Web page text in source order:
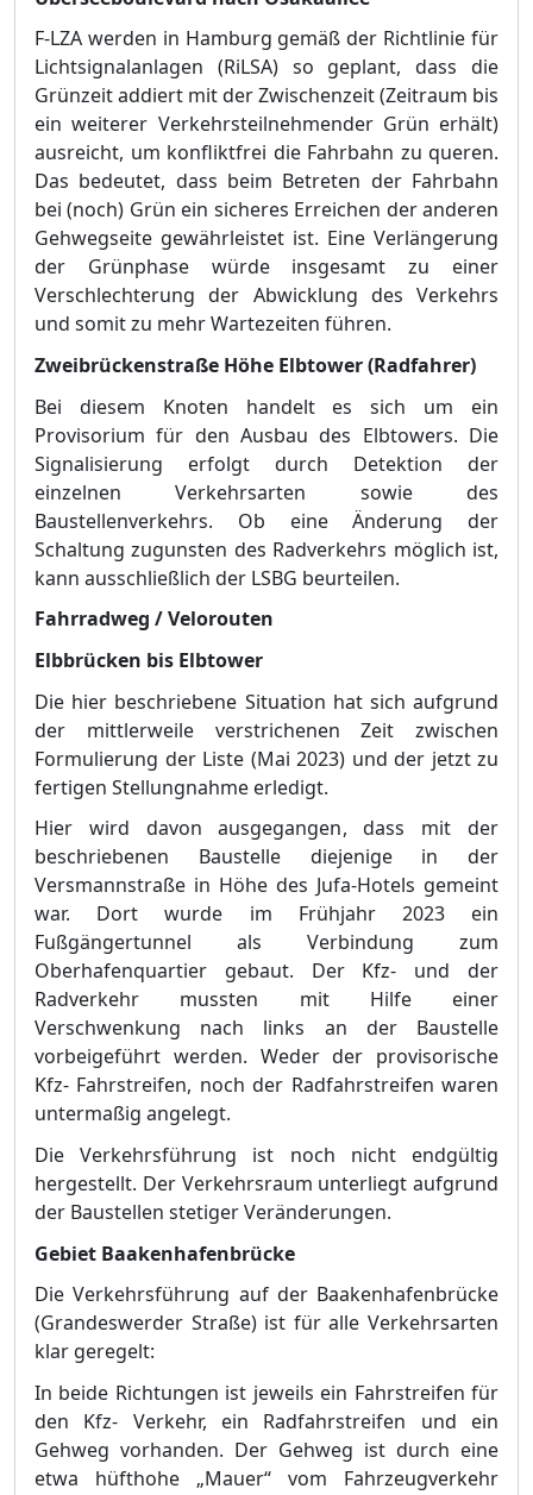
F-LZA werden in Hamburg gemäß der Richtlinie für
Lichtsignalanlagen (RiLSA) so geplant, dass die
Grünzeit addiert mit der Zwischenzeit (Zeitraum bis
ein weiterer Verkehrsteilnehmender Grün erhält)
ausreicht, um konfliktfrei die Fahrbahn zu queren.
Das bedeutet, dass beim Betreten der Fahrbahn
bei (noch) Grün ein sicheres Erreichen der anderen
Gehwegseite gewährleistet ist. Eine Verlängerung
der Grünphase würde insgesamt zu einer
Verschlechterung der Abwicklung des Verkehrs
und somit zu mehr Wartezeiten führen.
Zweibrückenstraße Höhe Elbtower (Radfahrer)
Bei diesem Knoten handelt es sich um ein
Provisorium für den Ausbau des Elbtowers. Die
Signalisierung erfolgt durch Detektion der
einzelnen Verkehrsarten sowie des
Baustellenverkehrs. Ob eine Änderung der
Schaltung zugunsten des Radverkehrs möglich ist,
kann ausschließlich der LSBG beurteilen.
Fahrradweg / Velorouten
Elbbrücken bis Elbtower
Die hier beschriebene Situation hat sich aufgrund
der mittlerweile verstrichenen Zeit zwischen
Formulierung der Liste (Mai 2023) und der jetzt zu
fertigen Stellungnahme erledigt.
Hier wird davon ausgegangen, dass mit der
beschriebenen Baustelle diejenige in der
Versmannstraße in Höhe des Jufa-Hotels gemeint
war. Dort wurde im Frühjahr 2023 ein
Fußgängertunnel als Verbindung zum
Oberhafenquartier gebaut. Der Kfz- und der
Radverkehr mussten mit Hilfe einer
Verschwenkung nach links an der Baustelle
vorbeigeführt werden. Weder der provisorische
Kfz- Fahrstreifen, noch der Radfahrstreifen waren
untermaßig angelegt.
Die Verkehrsführung ist noch nicht endgültig
hergestellt. Der Verkehrsraum unterliegt aufgrund
der Baustellen stetiger Veränderungen.
Gebiet Baakenhafenbrücke
Die Verkehrsführung auf der Baakenhafenbrücke
(Grandeswerder Straße) ist für alle Verkehrsarten
klar geregelt:
In beide Richtungen ist jeweils ein Fahrstreifen für
den Kfz- Verkehr, ein Radfahrstreifen und ein
Gehweg vorhanden. Der Gehweg ist durch eine
etwa hüfthohe „Mauer“ vom Fahrzeugverkehr